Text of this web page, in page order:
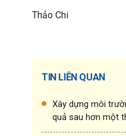
Thảo Chi
TIN LIÊN QUAN
Xây dựng môi
quả sau hơn một